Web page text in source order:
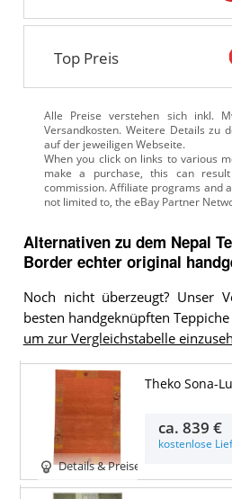
Top Preis
Alle Preise verstehen sich inkl.
Versandkosten. Weitere Details zu
auf der jeweiligen Webseite.
Alternativen zu dem Nepal
Border echter original
Noch nicht überzeugt? Unser
besten handgeknüpften
um zur Vergleichstabelle
Details & Preise
Theko Sona-
ca.839 €
kostenlose